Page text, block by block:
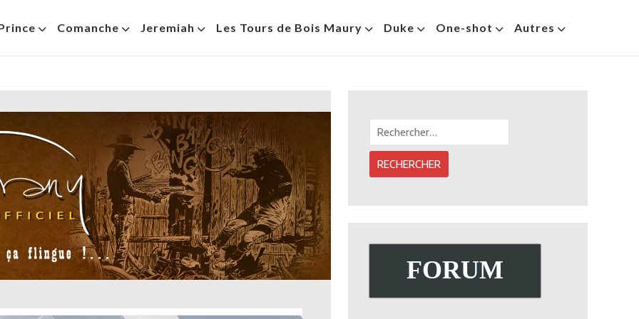
Comanche Jeremiah Les Tours de Bois Maury Duke One-shot Autres
FORUM